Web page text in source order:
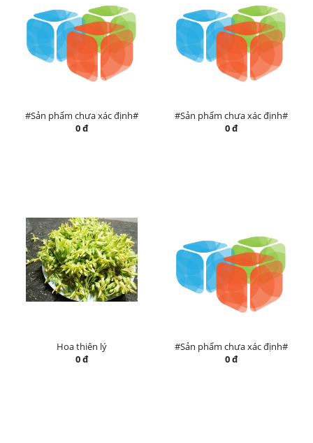
#Sản phẩm chưa xác định#
0 đ
#Sản phẩm chưa xác định#
0 đ
Hoa thiên lý
0 đ
#Sản phẩm chưa xác định#
0 đ